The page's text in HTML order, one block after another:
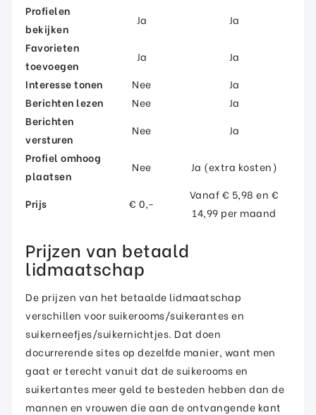
Profielen
bekijken
Ja
Ja
Favorieten
toevoegen
Ja
Ja
Interesse tonen
Nee
Ja
Berichten lezen
Nee
Ja
Berichten
versturen
Nee
Ja
Profiel omhoog
plaatsen
Nee Ja (extra kosten)
Prijs € 0,-
Vanaf € 5,98 en €
14,99 per maand
Prijzen van betaald
lidmaatschap
De prijzen van het betaalde lidmaatschap
verschillen voor suikerooms/suikerantes en
suikerneefjes/suikernichtjes. Dat doen
docurrerende sites op dezelfde manier, want men
gaat er terecht vanuit dat de suikerooms en
suikertantes meer geld te besteden hebben dan de
mannen en vrouwen die aan de ontvangende kant